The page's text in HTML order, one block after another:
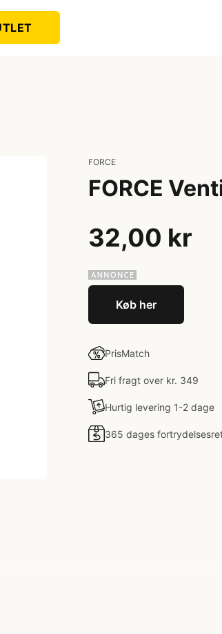
FORCE
FORCE
32,00 kr
Køb her
PrisMatch
Fri fragt over kr. 349
Hurtig levering 1-2 dage
365 dages